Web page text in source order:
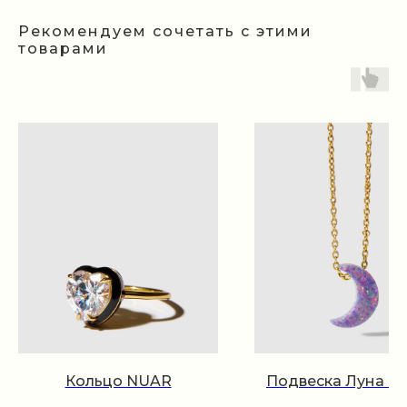
Рекомендуем сочетать с этими
товарами
Кольцо NUAR Подвеска Луна